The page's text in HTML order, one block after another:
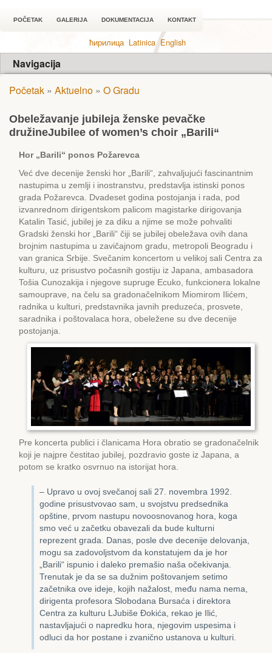
POČETAK GALERIJA DOKUMENTACIJA KONTAKT
ћирилица Latinica English
Navigacija
Početak » Aktuelno » O Gradu
Obeležavanje jubileja ženske pevačke
družineJubilee of women’s choir „Barili“
Hor „Barili“ ponos Požarevca
Već dve decenije ženski hor „Barili“, zahvaljujući fascinantnim
nastupima u zemlji i inostranstvu, predstavlja istinski ponos
grada Požarevca. Dvadeset godina postojanja i rada, pod
izvanrednom dirigentskom palicom magistarke dirigovanja
Katalin Tasić, jubilej je za diku a njime se može pohvaliti
Gradski ženski hor „Barili“ čiji se jubilej obeležava ovih dana
brojnim nastupima u zavičajnom gradu, metropoli Beogradu i
van granica Srbije. Svečanim koncertom u velikoj sali Centra za
kulturu, uz prisustvo počasnih gostiju iz Japana, ambasadora
Tošia Cunozakija i njegove supruge Еcuko, funkcionera lokalne
samouprave, na čelu sa gradonačelnikom Miomirom Ilićem,
radnika u kulturi, predstavnika javnih preduzeća, prosvete,
saradnika i poštovalaca hora, obeležene su dve decenije
postojanja.
Pre koncerta publici i članicama Hora obratio se gradonačelnik
koji je najpre čestitao jubilej, pozdravio goste iz Japana, a
potom se kratko osvrnuo na istorijat hora.
– Upravo u ovoj svečanoj sali 27. novembra 1992.
godine prisustvovao sam, u svojstvu predsednika
opštine, prvom nastupu novoosnovanog hora, koga
smo već u začetku obavezali da bude kulturni
reprezent grada. Danas, posle dve decenije delovanja,
mogu sa zadovoljstvom da konstatujem da je hor
„Barili“ ispunio i daleko premašio naša očekivanja.
Trenutak je da se sa dužnim poštovanjem setimo
začetnika ove ideje, kojih nažalost, među nama nema,
dirigenta profesora Slobodana Bursaća i direktora
Centra za kulturu LJubiše Đokića, rekao je Ilić,
nastavljajući o napredku hora, njegovim uspesima i
odluci da hor postane i zvanično ustanova u kulturi.